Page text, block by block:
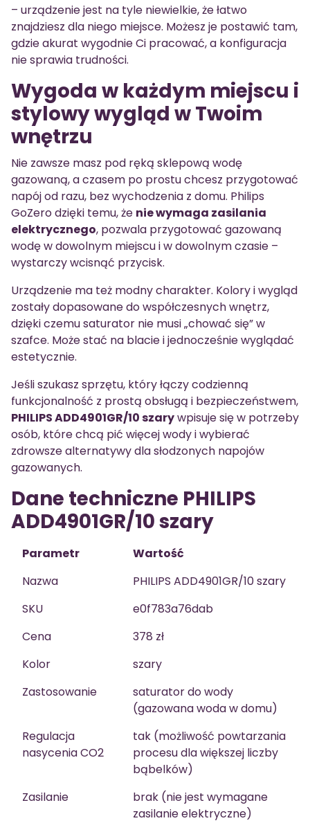
– urządzenie jest na tyle niewielkie, że łatwo
znajdziesz dla niego miejsce. Możesz je postawić tam,
gdzie akurat wygodnie Ci pracować, a konfiguracja
nie sprawia trudności.
Wygoda w każdym miejscu i
stylowy wygląd w Twoim
wnętrzu
Nie zawsze masz pod ręką sklepową wodę
gazowaną, a czasem po prostu chcesz przygotować
napój od razu, bez wychodzenia z domu. Philips
GoZero dzięki temu, że nie wymaga zasilania
elektrycznego, pozwala przygotować gazowaną
wodę w dowolnym miejscu i w dowolnym czasie –
wystarczy wcisnąć przycisk.
Urządzenie ma też modny charakter. Kolory i wygląd
zostały dopasowane do współczesnych wnętrz,
dzięki czemu saturator nie musi „chować się” w
szafce. Może stać na blacie i jednocześnie wyglądać
estetycznie.
Jeśli szukasz sprzętu, który łączy codzienną
funkcjonalność z prostą obsługą i bezpieczeństwem,
PHILIPS ADD4901GR/10 szarywpisuje się w potrzeby
osób, które chcą pić więcej wody i wybierać
zdrowsze alternatywy dla słodzonych napojów
gazowanych.
Dane techniczne PHILIPS
ADD4901GR/10 szary
Parametr
Wartość
Nazwa
PHILIPS ADD4901GR/10 szary
SKU
e0f783a76dab
Cena
378 zł
Kolor
szary
Zastosowanie
saturator do wody
(gazowana woda w domu)
Regulacja
nasycenia CO2
tak (możliwość powtarzania
procesu dla większej liczby
bąbelków)
Zasilanie
brak (nie jest wymagane
zasilanie elektryczne)